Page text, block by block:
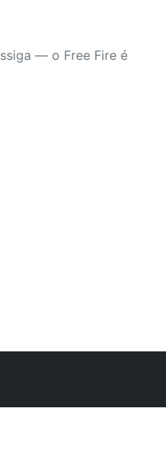
— o Free Fire é